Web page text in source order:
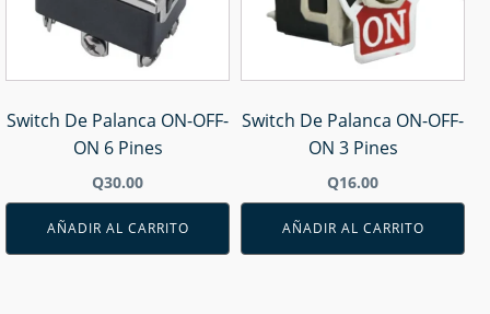
Switch De Palanca ON-OFF-
ON 6 Pines
Q30.00
AÑADIR AL CARRITO
Switch De Palanca ON-OFF-
ON 3 Pines
Q16.00
AÑADIR AL CARRITO